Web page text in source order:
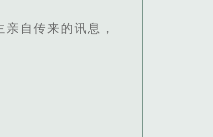
自传来的讯息，